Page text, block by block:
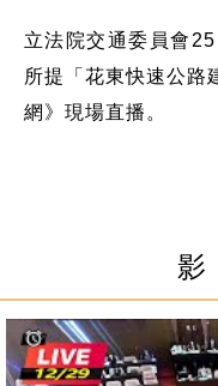
立法院交通委員會
所提「花東快速公路
網》現場直播。